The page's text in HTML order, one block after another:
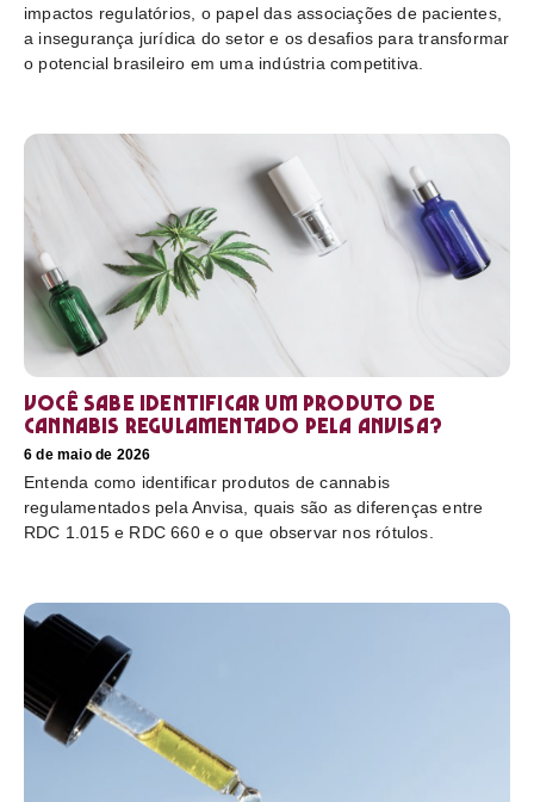
impactos regulatórios, o papel das associações de pacientes,
a insegurança jurídica do setor e os desafios para transformar
o potencial brasileiro em uma indústria competitiva.
Você sabe identificar um produto de
cannabis regulamentado pela Anvisa?
6 de maio de 2026
Entenda como identificar produtos de cannabis
regulamentados pela Anvisa, quais são as diferenças entre
RDC 1.015 e RDC 660 e o que observar nos rótulos.